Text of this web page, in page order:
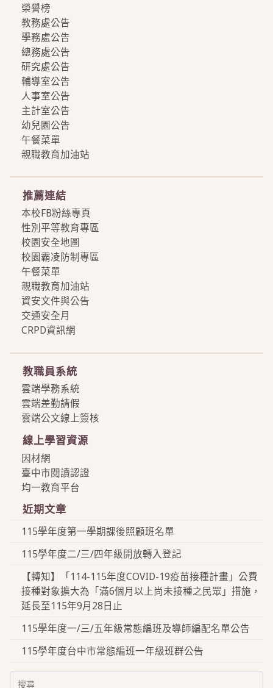
榮譽榜
教務處公告
學務處公告
總務處公告
研究處公告
輔導室公告
人事室公告
主計室公告
幼兒園公告
午餐菜單
親職教育加油站
推薦連結
本校FB粉絲專頁
性別平等教育專區
校園安全地圖
校園霸凌防制專區
午餐菜單
親職教育加油站
資安文件與公告
交通安全月
CRPD資訊網
教職員系統
雲端學務系統
雲端差勤請假
雲端公文線上簽核
線上學習資源
因材網
臺中市閱讀認證
均一教育平台
近期文章
115學年度第一學期課後照顧班名單
115學年度二/三/四年級開放轉入登記
【轉知】「114-115年度COVID-19疫苗接種計畫」公費
接種對象擴大為「滿6個月以上尚未接種之民眾」措施，
延長至115年9月28日止
115學年度一/三/五年級常態編班及導師編配名單公告
115學年度台中市常態編班一年級班群公告
Search